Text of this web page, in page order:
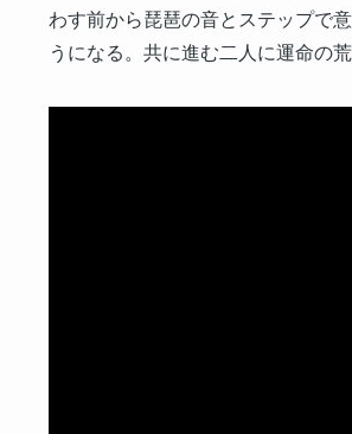
わす前から琵琶の音とステップで
うになる。共に進む二人に運命の